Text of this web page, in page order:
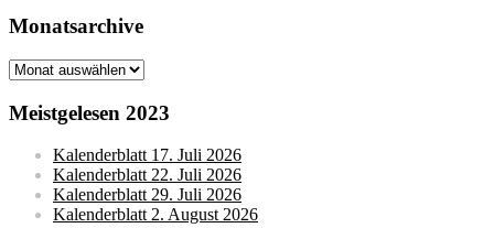
Monatsarchive
Monatsarchive
Meistgelesen 2023
Kalenderblatt 17. Juli 2026
Kalenderblatt 22. Juli 2026
Kalenderblatt 29. Juli 2026
Kalenderblatt 2. August 2026